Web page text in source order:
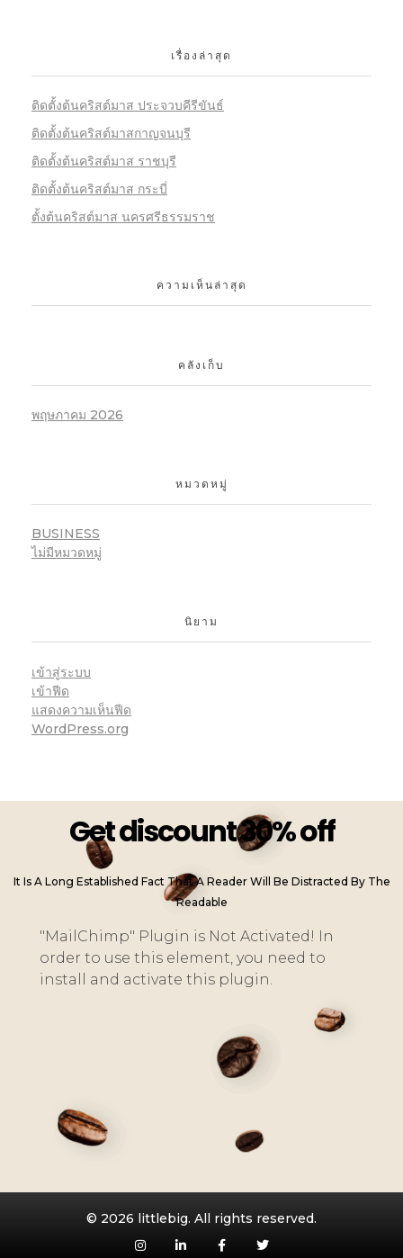
เรื่องล่าสุด
ติดตั้งต้นคริสต์มาส ประจวบคีรีขันธ์
ติดตั้งต้นคริสต์มาสกาญจนบุรี
ติดตั้งต้นคริสต์มาส ราชบุรี
ติดตั้งต้นคริสต์มาส กระบี่
ตั้งต้นคริสต์มาส นครศรีธรรมราช
ความเห็นล่าสุด
คลังเก็บ
พฤษภาคม 2026
หมวดหมู่
BUSINESS
ไม่มีหมวดหมู่
นิยาม
เข้าสู่ระบบ
เข้าฟีด
แสดงความเห็นฟีด
WordPress.org
Get discount 30% off
It Is A Long Established Fact That A Reader Will Be Distracted By The
Readable
"MailChimp" Plugin is Not Activated! In
order to use this element, you need to
install and activate this plugin.
© 2026 littlebig. All rights reserved.